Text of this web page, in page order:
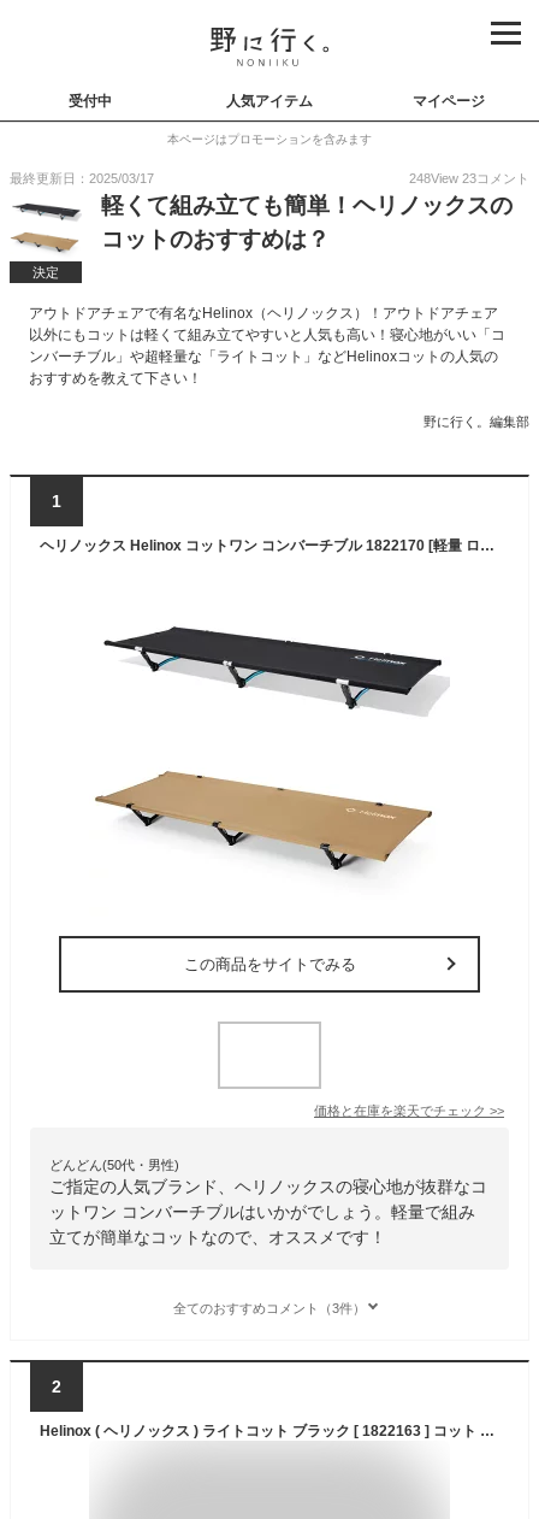
受付中 人気アイテム マイページ
本ページはプロモーションを含みます
最終更新日：2025/03/17 248View 23コメント
決定
軽くて組み立ても簡単！ヘリノックスの
コットのおすすめは？
アウトドアチェアで有名なHelinox（ヘリノックス）！アウトドアチェア
以外にもコットは軽くて組み立てやすいと人気も高い！寝心地がいい「コ
ンバーチブル」や超軽量な「ライトコット」などHelinoxコットの人気の
おすすめを教えて下さい！
野に行く。編集部
1
ヘリノックス Helinox コットワン コンバーチブル 1822170 [軽量 ロータイプコット ベッド]【不定期開催/セール価格品は返品交換不可】
この商品をサイトでみる
価格と在庫を楽天でチェック >>
どんどん(50代・男性)
ご指定の人気ブランド、ヘリノックスの寝心地が抜群なコ
ットワン コンバーチブルはいかがでしょう。軽量で組み
立てが簡単なコットなので、オススメです！
全てのおすすめコメント（3件）
2
Helinox ( ヘリノックス ) ライトコット ブラック [ 1822163 ] コット アウトドア キャンプマット The Folding Cot フォールディング コット キャンプ コット 軽量 折りたたみ キャンプ ベッド テント コット